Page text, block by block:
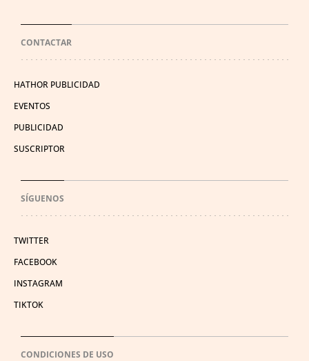
CONTACTAR
HATHOR PUBLICIDAD
EVENTOS
PUBLICIDAD
SUSCRIPTOR
SÍGUENOS
TWITTER
FACEBOOK
INSTAGRAM
TIKTOK
CONDICIONES DE USO